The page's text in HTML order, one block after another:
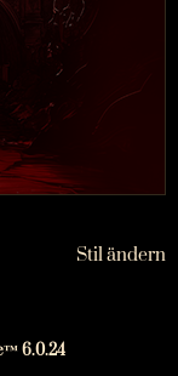
Stil ändern
6.0.24